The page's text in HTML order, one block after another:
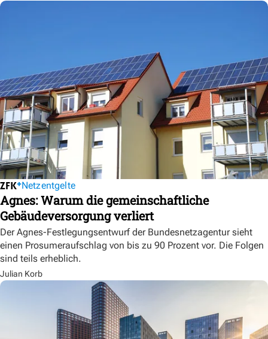
Netzentgelte
Agnes: Warum die gemeinschaftliche
Gebäudeversorgung verliert
Der Agnes-Festlegungsentwurf der Bundesnetzagentur sieht
einen Prosumeraufschlag von bis zu 90 Prozent vor. Die Folgen
sind teils erheblich.
Julian Korb